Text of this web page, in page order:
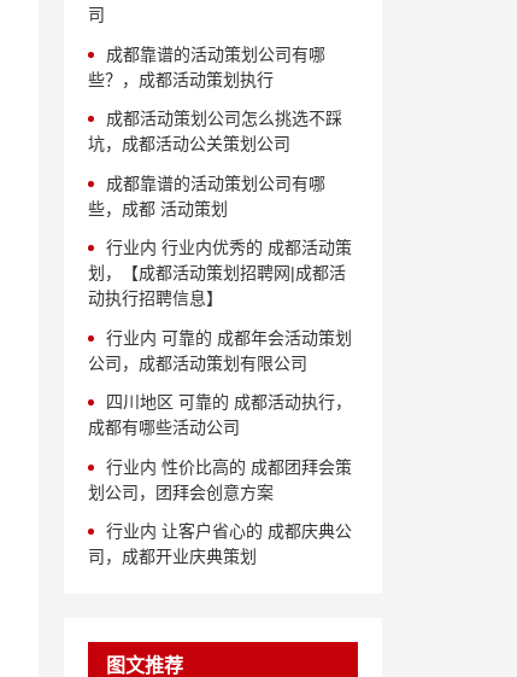
司
成都靠谱的活动策划公司有哪
些？，成都活动策划执行
成都活动策划公司怎么挑选不踩
坑，成都活动公关策划公司
成都靠谱的活动策划公司有哪
些，成都 活动策划
行业内 行业内优秀的 成都活动策
划，【成都活动策划招聘网|成都活
动执行招聘信息】
行业内 可靠的 成都年会活动策划
公司，成都活动策划有限公司
四川地区 可靠的 成都活动执行，
成都有哪些活动公司
行业内 性价比高的 成都团拜会策
划公司，团拜会创意方案
行业内 让客户省心的 成都庆典公
司，成都开业庆典策划
图文推荐